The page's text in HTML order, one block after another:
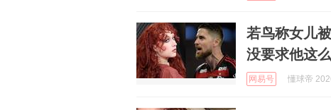
若鸟称女儿
没要求他这
网易号 懂球帝